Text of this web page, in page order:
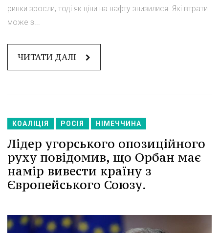
ринки зросли, тоді як ціни на нафту знизилися. Які втрати
може з...
ЧИТАТИ ДАЛІ
КОАЛІЦІЯ РОСІЯ НІМЕЧЧИНА
Лідер угорського опозиційного
руху повідомив, що Орбан має
намір вивести країну з
Європейського Союзу.